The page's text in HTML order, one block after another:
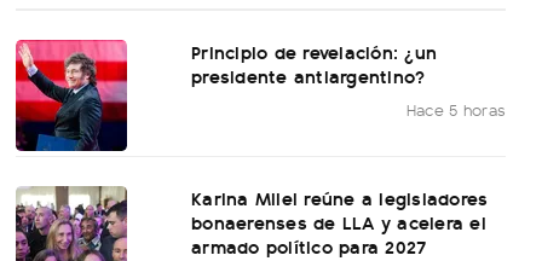
Principio de revelación: ¿un
presidente antiargentino?
Hace 5 horas
Karina Milei reúne a legisladores
bonaerenses de LLA y acelera el
armado político para 2027